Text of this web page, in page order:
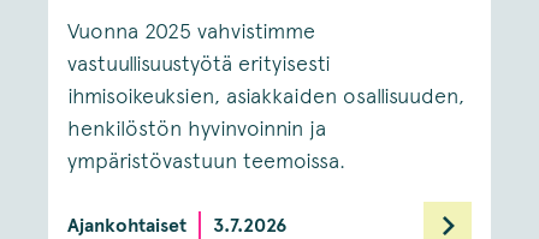
Vuonna 2025 vahvistimme
vastuullisuustyötä erityisesti
ihmisoikeuksien, asiakkaiden osallisuuden,
henkilöstön hyvinvoinnin ja
ympäristövastuun teemoissa.
Ajankohtaiset 3.7.2026